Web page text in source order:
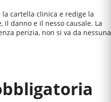
cartella clinica e redige la
danno e il nesso causale. La
perizia, non si va da nessuna